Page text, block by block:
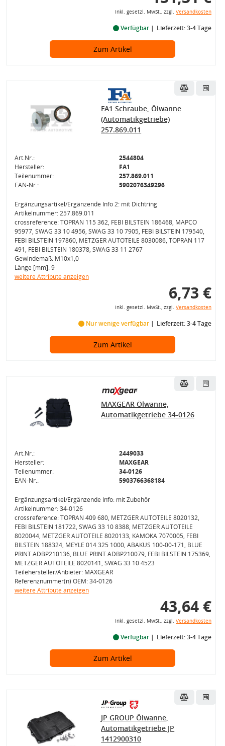
inkl. gesetzl. MwSt., zzgl. Versandkosten
Verfügbar Lieferzeit: 3-4 Tage
Zum Artikel
FA1 Schraube, Ölwanne
(Automatikgetriebe)
257.869.011
Art.Nr.:
2544804
Hersteller:
FA1
Teilenummer:
257.869.011
EAN-Nr.:
5902076349296
Ergänzungsartikel/Ergänzende Info 2: mit Dichtring
Artikelnummer: 257.869.011
crossreference: TOPRAN 115 362, FEBI BILSTEIN 186468, MAPCO
95977, SWAG 33 10 4956, SWAG 33 10 7905, FEBI BILSTEIN 179540,
FEBI BILSTEIN 197860, METZGER AUTOTEILE 8030086, TOPRAN 117
491, FEBI BILSTEIN 180378, SWAG 33 11 2767
Gewindemaß: M10x1,0
Länge [mm]: 9
weitere Attribute anzeigen
6,73 €
inkl. gesetzl. MwSt., zzgl. Versandkosten
Nur wenige verfügbar Lieferzeit: 3-4 Tage
Zum Artikel
MAXGEAR Ölwanne,
Automatikgetriebe 34-0126
Art.Nr.:
2449033
Hersteller:
MAXGEAR
Teilenummer:
34-0126
EAN-Nr.:
5903766368184
Ergänzungsartikel/Ergänzende Info: mit Zubehör
Artikelnummer: 34-0126
crossreference: TOPRAN 409 680, METZGER AUTOTEILE 8020132,
FEBI BILSTEIN 181722, SWAG 33 10 8388, METZGER AUTOTEILE
8020044, METZGER AUTOTEILE 8020133, KAMOKA 7070005, FEBI
BILSTEIN 188324, MEYLE 014 325 1000, ABAKUS 100-00-171, BLUE
PRINT ADBP210136, BLUE PRINT ADBP210079, FEBI BILSTEIN 175369,
METZGER AUTOTEILE 8020141, SWAG 33 10 4523
Teilehersteller/Anbieter: MAXGEAR
Referenznummer(n) OEM: 34-0126
weitere Attribute anzeigen
43,64 €
inkl. gesetzl. MwSt., zzgl. Versandkosten
Verfügbar Lieferzeit: 3-4 Tage
Zum Artikel
JP GROUP Ölwanne,
Automatikgetriebe JP
1412900310